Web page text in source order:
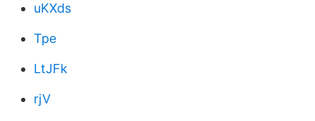
uKXds
Tpe
LtJFk
rjV